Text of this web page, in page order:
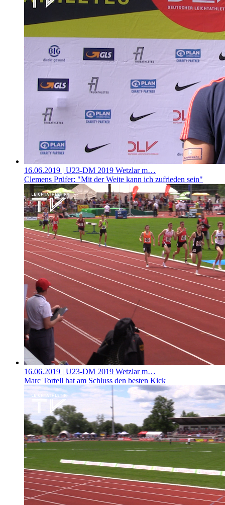
16.06.2019 | U23-DM 2019 Wetzlar m…
Clemens Prüfer: "Mit der Weite kann ich zufrieden sein"
16.06.2019 | U23-DM 2019 Wetzlar m…
Marc Tortell hat am Schluss den besten Kick